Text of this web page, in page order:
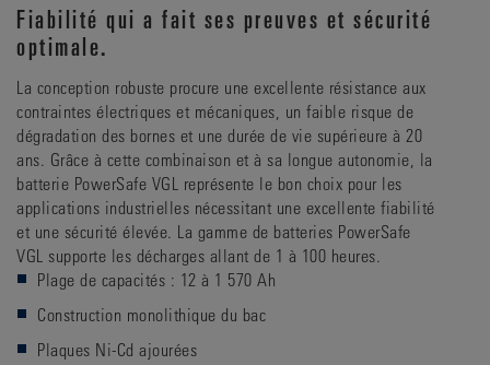
Fiabilité qui a fait ses preuves et sécurité
optimale.
La conception robuste procure une excellente résistance aux
contraintes électriques et mécaniques, un faible risque de
dégradation des bornes et une durée de vie supérieure à 20
ans. Grâce à cette combinaison et à sa longue autonomie, la
batterie PowerSafe VGL représente le bon choix pour les
applications industrielles nécessitant une excellente fiabilité
et une sécurité élevée. La gamme de batteries PowerSafe
VGL supporte les décharges allant de 1 à 100 heures.
Plage de capacités : 12 à 1 570 Ah
Construction monolithique du bac
Plaques Ni-Cd ajourées